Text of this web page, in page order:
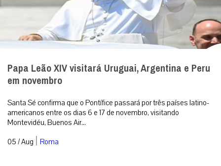
Papa Leão XIV visitará Uruguai, Argentina e Peru
em novembro
Santa Sé confirma que o Pontífice passará por três países latino-
americanos entre os dias 6 e 17 de novembro, visitando
Montevidéu, Buenos Air...
05 / Aug | Roma